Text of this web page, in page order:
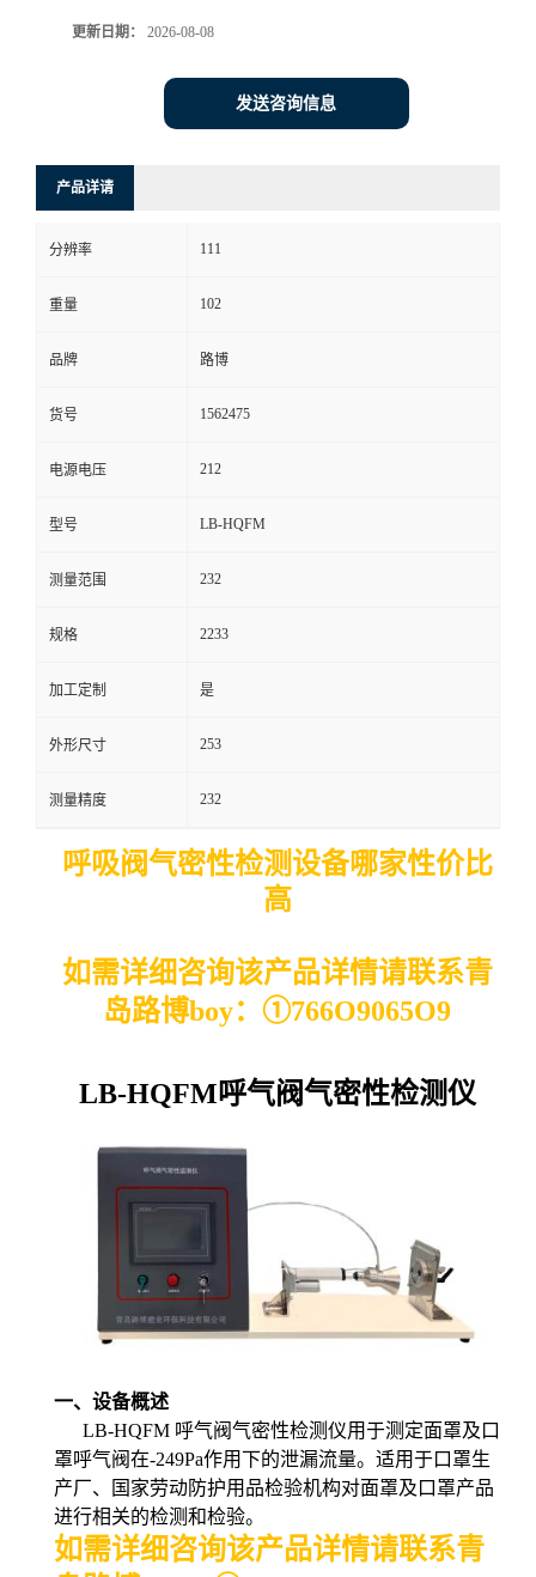
联
系
方
式
更新日期： 2026-08-08
发送咨询信息
产品详请
分辨率 111
重量 102
品牌 路博
货号 1562475
电源电压 212
型号 LB-HQFM
测量范围 232
规格 2233
加工定制 是
外形尺寸 253
测量精度 232
呼吸阀气密性检测设备哪家性价比
高
如需详细咨询该产品详情请联系青
岛路博boy： ①766O9065O9
LB-HQFM呼气阀气密性检测仪
一、设备概述
LB-HQFM 呼气阀气密性检测仪用于测定面罩及口
罩呼气阀在-249Pa作用下的泄漏流量。适用于口罩生
产厂、国家劳动防护用品检验机构对面罩及口罩产品
进行相关的检测和检验。
如需详细咨询该产品详情请联系青